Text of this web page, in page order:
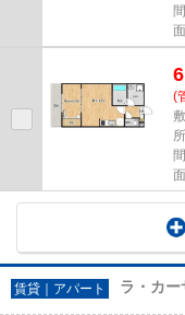
(
賃貸｜アパート ラ・カ